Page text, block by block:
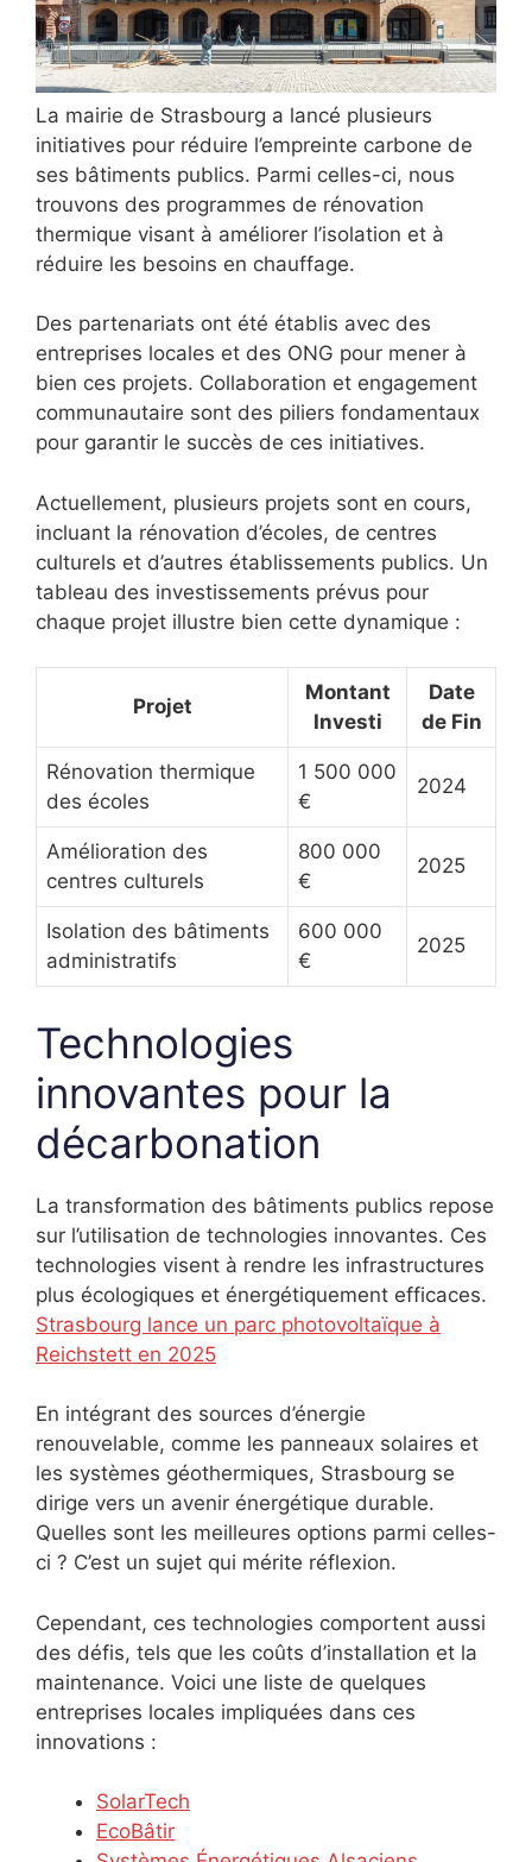
La mairie de Strasbourg a lancé plusieurs
initiatives pour réduire l’empreinte carbone de
ses bâtiments publics. Parmi celles-ci, nous
trouvons des programmes de rénovation
thermique visant à améliorer l’isolation et à
réduire les besoins en chauffage.
Des partenariats ont été établis avec des
entreprises locales et des ONG pour mener à
bien ces projets. Collaboration et engagement
communautaire sont des piliers fondamentaux
pour garantir le succès de ces initiatives.
Actuellement, plusieurs projets sont en cours,
incluant la rénovation d’écoles, de centres
culturels et d’autres établissements publics. Un
tableau des investissements prévus pour
chaque projet illustre bien cette dynamique :
Projet
Montant
Investi
Date
de Fin
Rénovation thermique
des écoles
1 500 000
€
2024
Amélioration des
centres culturels
800 000
€
2025
Isolation des bâtiments
administratifs
600 000
€
2025
Technologies
innovantes pour la
décarbonation
La transformation des bâtiments publics repose
sur l’utilisation de technologies innovantes. Ces
technologies visent à rendre les infrastructures
plus écologiques et énergétiquement efficaces.
Strasbourg lance un parc photovoltaïque à
Reichstett en 2025
En intégrant des sources d’énergie
renouvelable, comme les panneaux solaires et
les systèmes géothermiques, Strasbourg se
dirige vers un avenir énergétique durable.
Quelles sont les meilleures options parmi celles-
ci ? C’est un sujet qui mérite réflexion.
Cependant, ces technologies comportent aussi
des défis, tels que les coûts d’installation et la
maintenance. Voici une liste de quelques
entreprises locales impliquées dans ces
innovations :
SolarTech
EcoBâtir